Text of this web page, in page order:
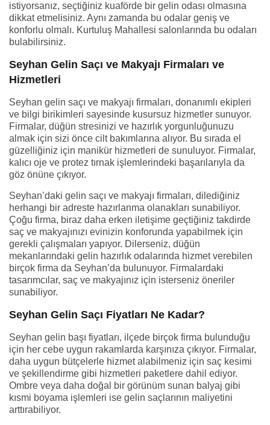
istiyorsanız, seçtiğiniz kuaförde bir gelin odası olmasına
dikkat etmelisiniz. Aynı zamanda bu odalar geniş ve
konforlu olmalı. Kurtuluş Mahallesi salonlarında bu odaları
bulabilirsiniz.
Seyhan Gelin Saçı ve Makyajı Firmaları ve
Hizmetleri
Seyhan gelin saçı ve makyajı firmaları, donanımlı ekipleri
ve bilgi birikimleri sayesinde kusursuz hizmetler sunuyor.
Firmalar, düğün stresinizi ve hazırlık yorgunluğunuzu
almak için sizi önce cilt bakımlarına alıyor. Bu sırada el
güzelliğiniz için manikür hizmetleri de sunuluyor. Firmalar,
kalıcı oje ve protez tırnak işlemlerindeki başarılarıyla da
göz önüne çıkıyor.
Seyhan’daki gelin saçı ve makyajı firmaları, dilediğiniz
herhangi bir adreste hazırlanma olanakları sunabiliyor.
Çoğu firma, biraz daha erken iletişime geçtiğiniz takdirde
saç ve makyajınızı evinizin konforunda yapabilmek için
gerekli çalışmaları yapıyor. Dilerseniz, düğün
mekanlarındaki gelin hazırlık odalarında hizmet verebilen
birçok firma da Seyhan’da bulunuyor. Firmalardaki
tasarımcılar, saç ve makyajınız için isterseniz öneriler
sunabiliyor.
Seyhan Gelin Saçı Fiyatları Ne Kadar?
Seyhan gelin başı fiyatları, ilçede birçok firma bulunduğu
için her cebe uygun rakamlarda karşınıza çıkıyor. Firmalar,
daha uygun bütçelerle hizmet alabilmeniz için saç kesimi
ve şekillendirme gibi hizmetleri paketlere dahil ediyor.
Ombre veya daha doğal bir görünüm sunan balyaj gibi
kısmi boyama işlemleri ise gelin saçlarının maliyetini
arttırabiliyor.